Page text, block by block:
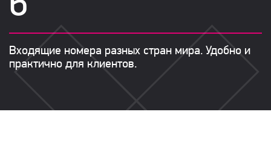
Входящие номера разных стран мира. Удобно и
практично для клиентов.